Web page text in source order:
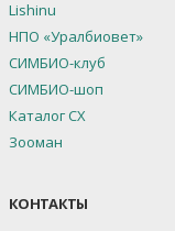
Lishinu
НПО «Уралбиовет»
СИМБИО-клуб
СИМБИО-шоп
Каталог СХ
Зооман
КОНТАКТЫ